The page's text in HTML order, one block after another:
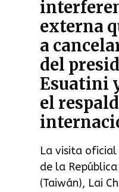
externa
a
del
Esuatini
el
La visita
de la
(Taiwán), Lai